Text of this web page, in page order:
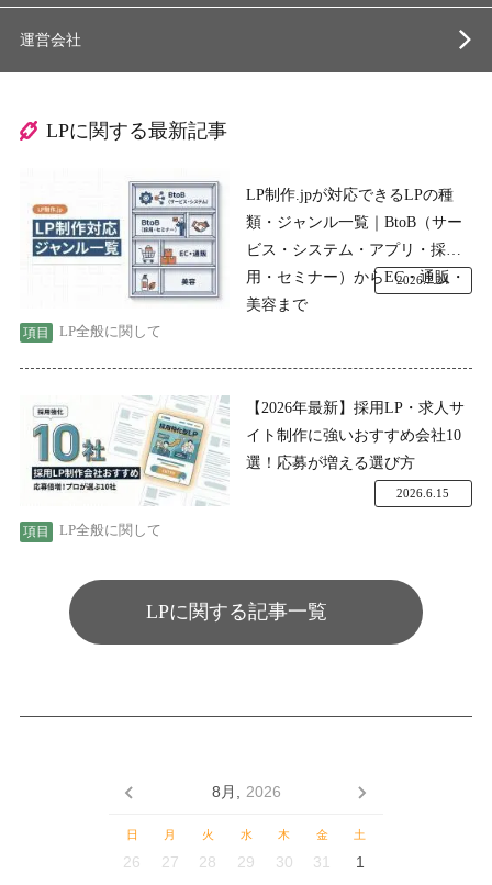
運営会社
LPに関する最新記事
LP制作.jpが対応できるLPの種
類・ジャンル一覧｜BtoB（サー
ビス・システム・アプリ・採
用・セミナー）からEC・通販・
美容まで
LP全般に関して
2026.7.24
【2026年最新】採用LP・求人サ
イト制作に強いおすすめ会社10
選！応募が増える選び方
LP全般に関して
2026.6.15
LPに関する記事一覧
8月, 2026
日 月 火 水 木 金 土
26 27 28 29 30 31 1